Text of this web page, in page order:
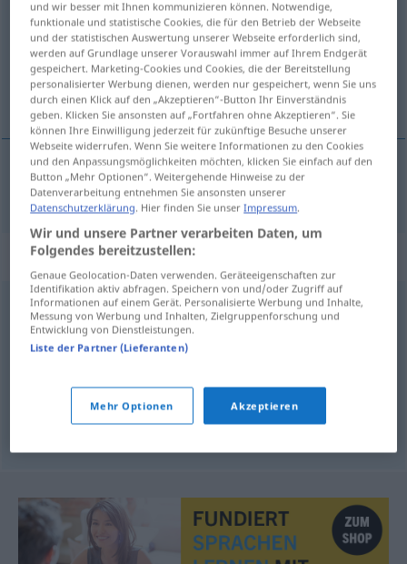
Übersicht aller Übersetzungen
(Für mehr Details die Übersetzung anklicken/antippen)
çarçur etmek
çarçur etmek verpulvern
Synonyme für "verpulvern"
verschleudern (ugs.),verschwenden (Hauptform)
verzocken (ugs.),vergeuden
vertun (ugs.),wegwerfen (ugs.)
und wir besser mit Ihnen kommunizieren können. Notwendige,
funktionale und statistische Cookies, die für den Betrieb der Webseite
und der statistischen Auswertung unserer Webseite erforderlich sind,
werden auf Grundlage unserer Vorauswahl immer auf Ihrem Endgerät
gespeichert. Marketing-Cookies und Cookies, die der Bereitstellung
personalisierter Werbung dienen, werden nur gespeichert, wenn Sie uns
durch einen Klick auf den „Akzeptieren“-Button Ihr Einverständnis
geben. Klicken Sie ansonsten auf „Fortfahren ohne Akzeptieren“. Sie
können Ihre Einwilligung jederzeit für zukünftige Besuche unserer
Webseite widerrufen. Wenn Sie weitere Informationen zu den Cookies
und den Anpassungsmöglichkeiten möchten, klicken Sie einfach auf den
Button „Mehr Optionen“. Weitergehende Hinweise zu der
Datenverarbeitung entnehmen Sie ansonsten unserer
Datenschutzerklärung. Hier finden Sie unserImpressum.
Wir und unsere Partner verarbeiten Daten, um
Folgendes bereitzustellen:
Genaue Geolocation-Daten verwenden. Geräteeigenschaften zur
Identifikation aktiv abfragen. Speichern von und/oder Zugriff auf
Informationen auf einem Gerät. Personalisierte Werbung und Inhalte,
Messung von Werbung und Inhalten, Zielgruppenforschung und
Entwicklung von Dienstleistungen.
Liste der Partner (Lieferanten)
Mehr Optionen Akzeptieren